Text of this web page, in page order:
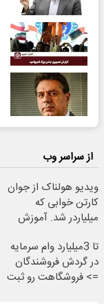
از سراسر وب
ویدیو هولناک از جوان
کارتن خوابی که
میلیاردر شد. آموزش
تا 3میلیارد وام سرمایه
در گردش فروشندگان
=> فروشگاهت رو ثبت